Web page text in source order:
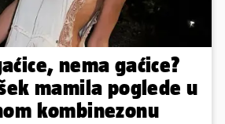
nema gaćice?
mamila poglede u
kombinezonu